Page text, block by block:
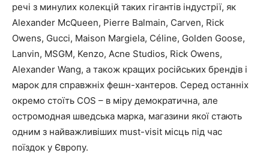
речі з минулих колекцій таких гігантів індустрії, як
Alexander McQueen, Pierre Balmain, Carven, Rick
Owens, Gucci, Maison Margiela, Céline, Golden Goose,
Lanvin, MSGM, Kenzo, Acne Studios, Rick Owens,
Аlexander Wang, а також кращих російських брендів і
марок для справжніх фешн-хантеров. Серед останніх
окремо стоїть COS – в міру демократична, але
остромодная шведська марка, магазини якої стають
одним з найважливіших must-visit місць під час
поїздок у Європу.